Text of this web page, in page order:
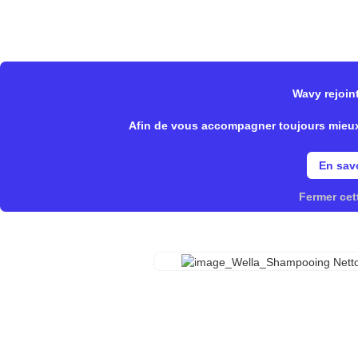
Wavy
Afin de vous accompagner toujours
En
Fermer
> >